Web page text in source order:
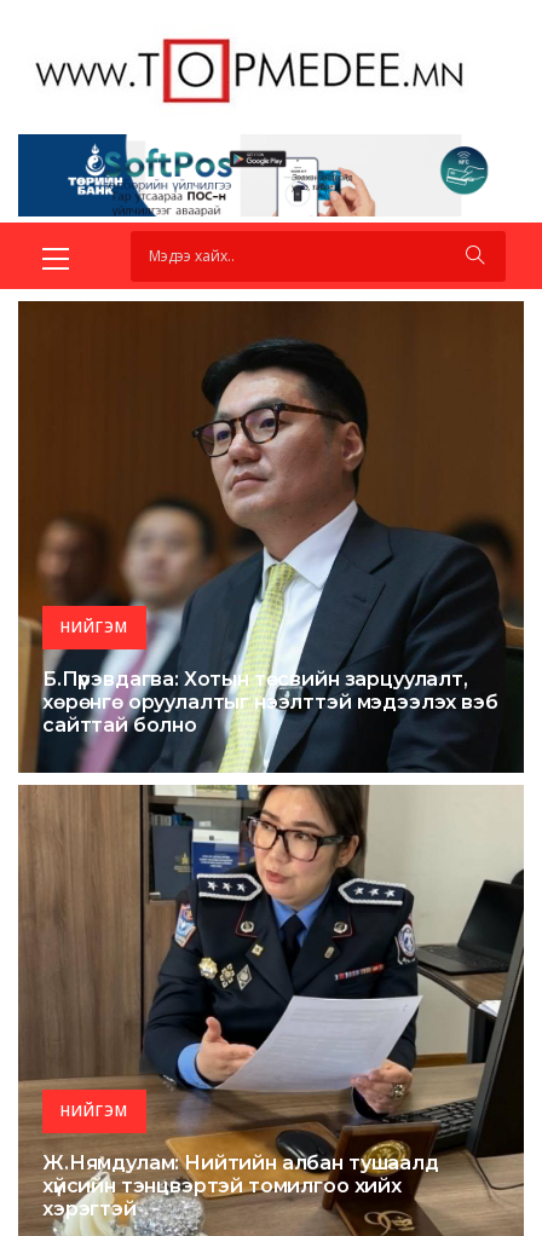
НИЙГЭМ
Б.Пүрэвдагва: Хотын төсвийн зарцуулалт,
хөрөнгө оруулалтыг нээлттэй мэдээлэх вэб
сайттай болно
НИЙГЭМ
Ж.Нямдулам: Нийтийн албан тушаалд
хүйсийн тэнцвэртэй томилгоо хийх
хэрэгтэй